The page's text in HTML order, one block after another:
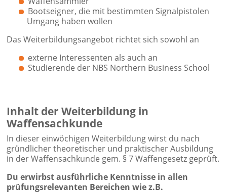
Bootseigner, die mit bestimmten Signalpistolen
Umgang haben wollen
Das Weiterbildungsangebot richtet sich sowohl an
externe Interessenten als auch an
Studierende der NBS Northern Business School
Inhalt der Weiterbildung in
Waffensachkunde
In dieser einwöchigen Weiterbildung wirst du nach
gründlicher theoretischer und praktischer Ausbildung
in der Waffensachkunde gem. § 7 Waffengesetz geprüft.
Du erwirbst ausführliche Kenntnisse in allen
prüfungsrelevanten Bereichen wie z.B.